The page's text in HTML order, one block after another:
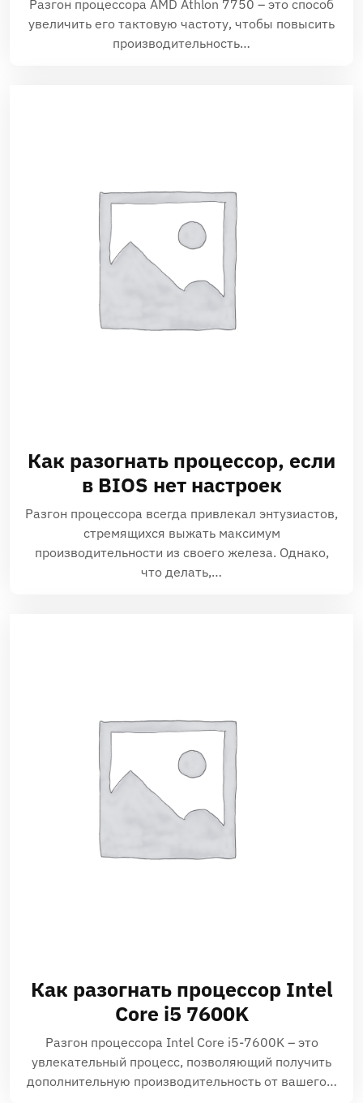
Разгон процессора AMD Athlon 7750 – это способ
увеличить его тактовую частоту‚ чтобы повысить
производительность…
Как разогнать процессор, если
в BIOS нет настроек
Разгон процессора всегда привлекал энтузиастов,
стремящихся выжать максимум
производительности из своего железа. Однако,
что делать,…
Как разогнать процессор Intel
Core i5 7600K
Разгон процессора Intel Core i5-7600K – это
увлекательный процесс, позволяющий получить
дополнительную производительность от вашего…